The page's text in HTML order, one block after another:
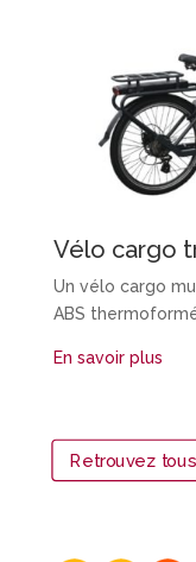
Vélo cargo
Un vélo cargo
ABS
En savoir plus
Retrouvez